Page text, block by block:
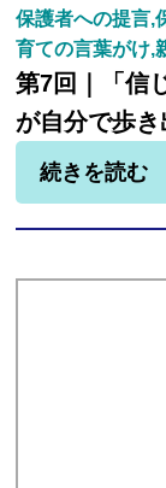
保護者への提言,
育ての言葉がけ,
第7回｜「信
が自分で歩
続きを読む